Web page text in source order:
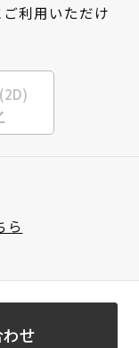
利用いただけ
ら
せ